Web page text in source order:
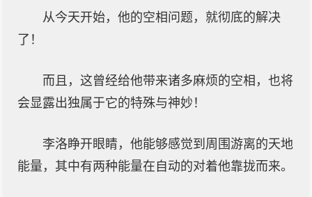
从今天开始，他的空相问题，就彻底的解决
了！
而且，这曾经给他带来诸多麻烦的空相，也将
会显露出独属于它的特殊与神妙！
李洛睁开眼睛，他能够感觉到周围游离的天地
能量，其中有两种能量在自动的对着他靠拢而来。